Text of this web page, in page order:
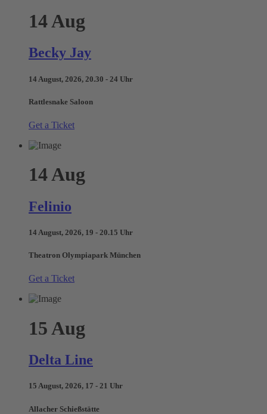
14Aug
Becky Jay
14 August, 2026, 20.30 - 24 Uhr
Rattlesnake Saloon
Get a Ticket
14Aug
Felinio
14 August, 2026, 19 - 20.15 Uhr
Theatron Olympiapark München
Get a Ticket
15 Aug
Delta Line
15 August, 2026, 17 - 21 Uhr
Allacher Schießstätte